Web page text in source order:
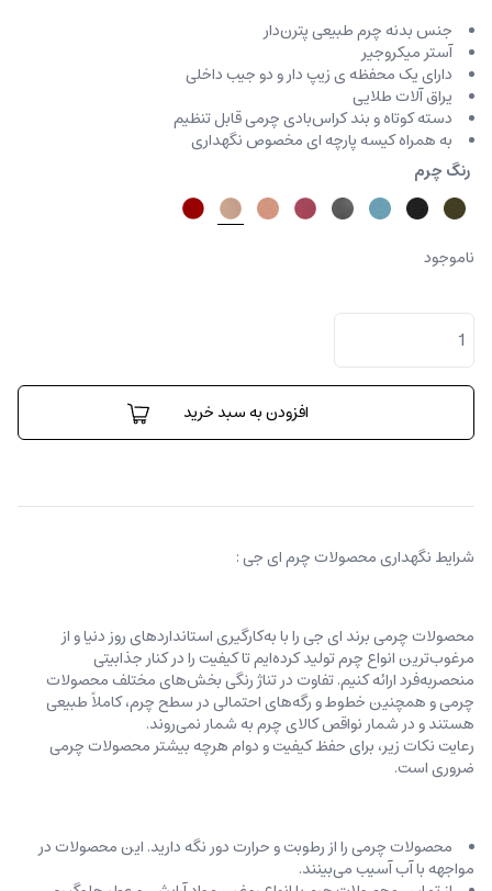
جنس بدنه چرم طبیعی پترن‌دار
آستر میکروجیر
دارای یک محفظه ی زیپ دار و دو جیب داخلی
یراق آلات طلایی
دسته کوتاه و بند کراس‌بادی چرمی قابل تنظیم
به همراه کیسه پارچه ای مخصوص نگهداری
رنگ چرم
ناموجود
کیف
کارینا
کوچک
عدد
افزودن به سبد خرید
شرایط نگهداری محصولات چرم ای جی :
محصولات چرمی برند ای جی را با به‌کارگیری استانداردهای روز دنیا و از
مرغوب‌ترین انواع چرم تولید کرده‌ایم تا کیفیت را در کنار جذابیتی
منحصربه‌فرد ارائه کنیم. تفاوت در تناژ رنگی بخش‌های مختلف محصولات
چرمی و همچنین خطوط و رگه‌‌های احتمالی در سطح چرم، کاملاً طبیعی
هستند و در شمار نواقص کالای چرم به شمار نمی‌روند.
رعایت نکات زیر، برای حفظ کیفیت و دوام هرچه بیشتر محصولات چرمی
ضروری است.
محصولات چرمی را از رطوبت و حرارت دور نگه دارید. این محصولات در
مواجهه با آب آسیب می‌بینند.